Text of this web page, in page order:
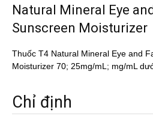
Natural Mineral Eye
Sunscreen Moisturizer
Thuốc T4 Natural Mineral Eye and
Moisturizer 70; 25mg/mL; mg/mL
Chỉ định